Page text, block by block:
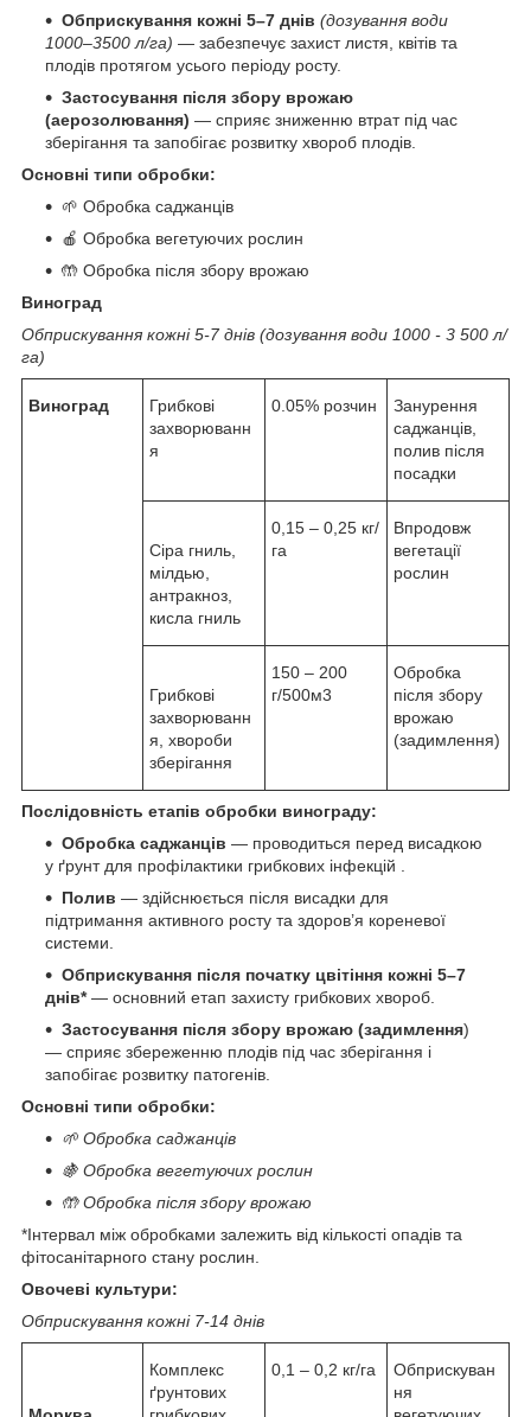
Обприскування кожні 5–7 днів (дозування води
1000–3500 л/га) — забезпечує захист листя, квітів та
плодів протягом усього періоду росту.
Застосування після збору врожаю
(аерозолювання) — сприяє зниженню втрат під час
зберігання та запобігає розвитку хвороб плодів.
Основні типи обробки:
🌱 Обробка саджанців
🍎 Обробка вегетуючих рослин
🤲 Обробка після збору врожаю
Виноград
Обприскування кожні 5-7 днів (дозування води 1000 - 3 500 л/
га)
Виноград
Грибкові
захворюванн
я
0.05% розчин
Занурення
саджанців,
полив після
посадки
Сіра гниль,
мілдью,
антракноз,
кисла гниль
0,15 – 0,25 кг/
га
Впродовж
вегетації
рослин
Грибкові
захворюванн
я, хвороби
зберігання
150 – 200
г/500м3
Обробка
після збору
врожаю
(задимлення)
Послідовність етапів обробки винограду:
Обробка саджанців — проводиться перед висадкою
у ґрунт для профілактики грибкових інфекцій .
Полив — здійснюється після висадки для
підтримання активного росту та здоров’я кореневої
системи.
Обприскування після початку цвітіння кожні 5–7
днів*— основний етап захисту грибкових хвороб.
Застосування після збору врожаю (задимлення)
— сприяє збереженню плодів під час зберігання і
запобігає розвитку патогенів.
Основні типи обробки:
🌱 Обробка саджанців
🍇 Обробка вегетуючих рослин
🤲 Обробка після збору врожаю
*Інтервал між обробками залежить від кількості опадів та
фітосанітарного стану рослин.
Овочеві культури:
Обприскування кожні 7-14 днів
Комплекс
ґрунтових
0,1 – 0,2 кг/га
Обприскуван
ня